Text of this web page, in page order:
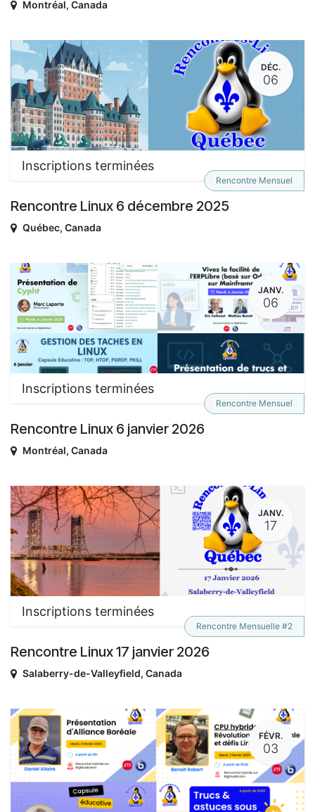
Montréal, Canada
DÉC.
06
Inscriptions terminées
Rencontre Linux 6 décembre 2025
Rencontre Mensuel
Québec, Canada
JANV.
06
Inscriptions terminées
Rencontre Linux 6 janvier 2026
Rencontre Mensuel
Montréal, Canada
JANV.
17
Inscriptions terminées
Rencontre Linux 17 janvier 2026
Rencontre Mensuelle #2
Salaberry-de-Valleyfield, Canada
FÉVR.
03